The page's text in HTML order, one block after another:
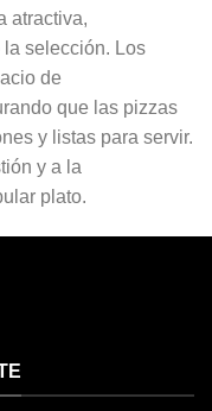
atractiva,
selección. Los
de
que las pizzas
y listas para servir.
y a la
plato.